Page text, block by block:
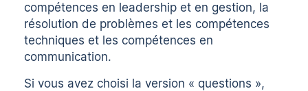
compétences en leadership et en gestion, la
résolution de problèmes et les compétences
techniques et les compétences en
communication.
Si vous avez choisi la version « questions »,